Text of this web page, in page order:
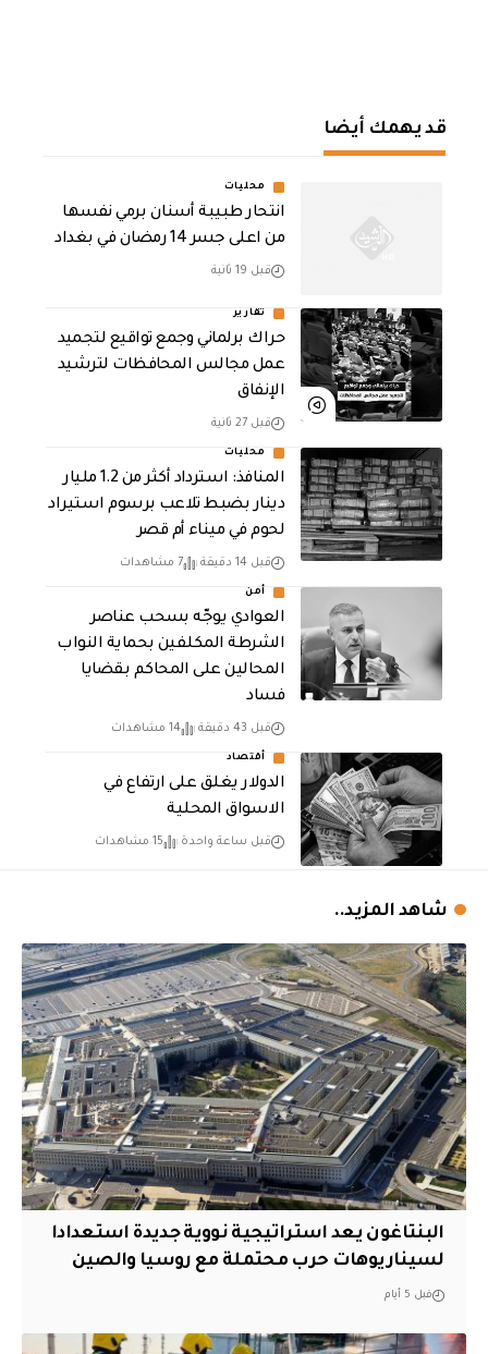
قد يهمك أيضا
محليات
انتحار طبيبة أسنان برمي نفسها
من اعلى جسر 14 رمضان في بغداد
قبل 19 ثانية
تقارير
حراك برلماني وجمع تواقيع لتجميد
عمل مجالس المحافظات لترشيد
الإنفاق
قبل 27 ثانية
محليات
المنافذ: استرداد أكثر من 1.2 مليار
دينار بضبط تلاعب برسوم استيراد
لحوم في ميناء أم قصر
قبل 14 دقيقة 7 مشاهدات
أمن
العوادي يوجّه بسحب عناصر
الشرطة المكلفين بحماية النواب
المحالين على المحاكم بقضايا
فساد
قبل 43 دقيقة 14 مشاهدات
أقتصاد
الدولار يغلق على ارتفاع في
الاسواق المحلية
قبل ساعة واحدة 15 مشاهدات
شاهد المزيد..
البنتاغون يعد استراتيجية نووية جديدة استعدادا
لسيناريوهات حرب محتملة مع روسيا والصين
قبل 5 أيام